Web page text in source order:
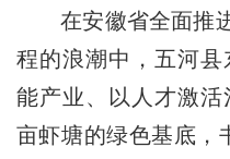
在安徽省全面推进
程的浪潮中，五河
能产业、以人才激
亩虾塘的绿色基底